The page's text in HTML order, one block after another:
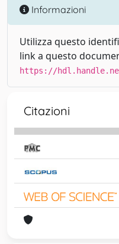
Informazioni
Utilizza questo
link a questo
https://
Citazioni